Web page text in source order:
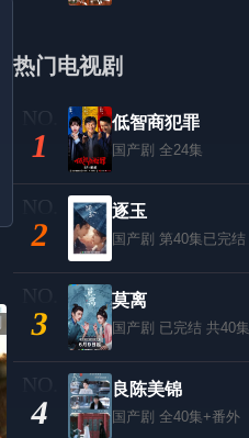
热门电视剧
1
低智商犯罪
国产剧 全24集
2
逐玉
国产剧 第40集已完结
3
莫离
国产剧 已完结 共40集
4
良陈美锦
国产剧 全40集+番外